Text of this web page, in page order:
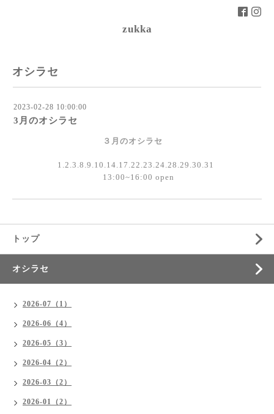
zukka
オシラセ
2023-02-28 10:00:00
3月のオシラセ
３月のオシラセ
1.2.3.8.9.10.14.17.22.23.24.28.29.30.31
13:00~16:00 open
トップ
オシラセ
2026-07（1）
2026-06（4）
2026-05（3）
2026-04（2）
2026-03（2）
2026-01（2）